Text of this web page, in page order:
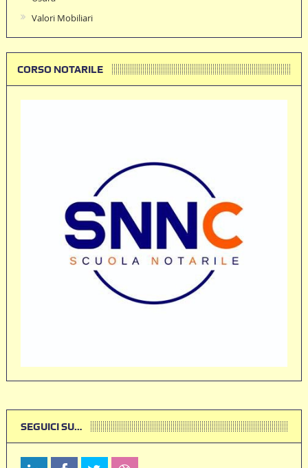
Valori Mobiliari
CORSO NOTARILE
SEGUICI SU…